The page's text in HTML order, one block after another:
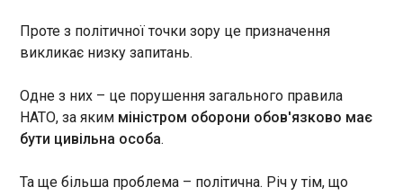
У Британії заявили про захоплення судна
біля входу в Ормузьку протоку
Британська військово-морська група
повідомила, що комерційне судно було
захоплене "сторонніми особами" біля входу в
вод. Про це пише Bloomberg , передає
"Європейська правда".
Проте з політичної точки зору це призначення
викликає низку запитань.
Одне з них – це порушення загального правила
НАТО, за яким міністром оборони обов'язково має
бути цивільна особа.
Та ще більша проблема – політична. Річ у тім, що